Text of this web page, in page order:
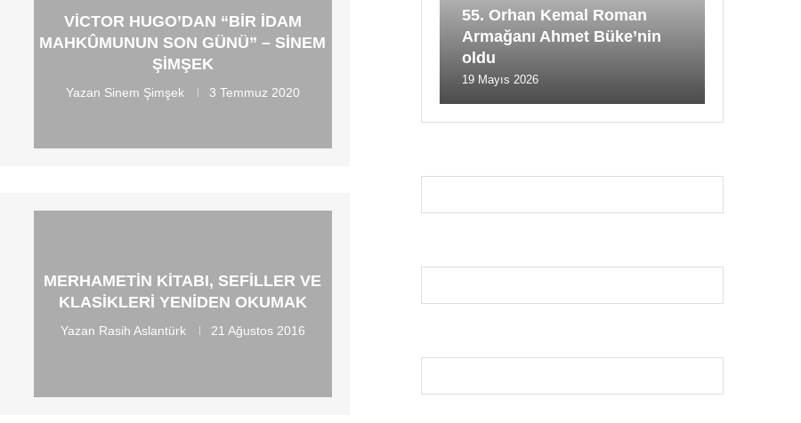
VICTOR HUGO’DAN “BIR İDAM
MAHKÛMUNUN SON GÜNÜ” – SINEM
ŞIMŞEK
Yazan Sinem Şimşek 3 Temmuz 2020
MERHAMETIN KITABI, SEFILLER VE
KLASIKLERI YENIDEN OKUMAK
Yazan Rasih Aslantürk 21 Ağustos 2016
55. Orhan Kemal Roman
Armağanı Ahmet Büke’nin
oldu
19 Mayıs 2026